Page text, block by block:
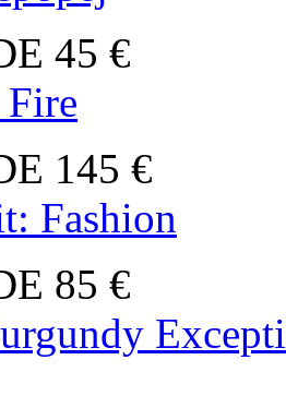
45 €
Fire
145 €
Fashion
85 €